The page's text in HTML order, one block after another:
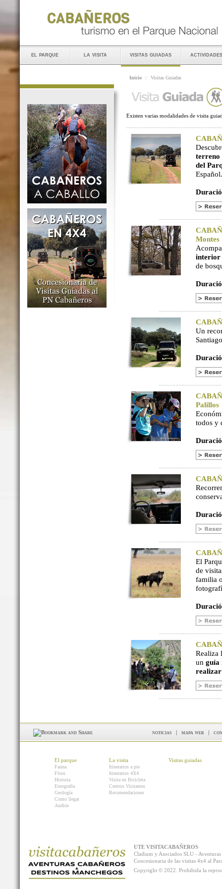
el parque la visita visitas guiadas actividades
Inicio :: Visitas Guiadas
Existen varias modalidades de visita
terreno
del
Español.
Montes
interior
de
Un
Palillos
todos y
El
de
familia
Realiza
un guía
noticias | mapa web |
El parque
Fauna
Flora
Historia
Etnografía
Geología
Como llegar
Audios
La visita
Itinerarios a pie
Itinerarios 4X4
Visita en Bicicleta
Centros Visitantes
Recomendaciones
Visitas guiadas
UTE VISITACABAÑEROS
Cladium y Asociados SLU -
Concesionaria de las visitas 4x4 al
Copyright © 2022. Prohibida la